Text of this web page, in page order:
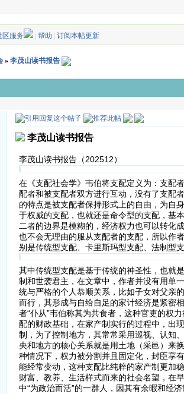
区服务 |帮助 |订阅本帖更新
»李茂山读书报告
李茂山读书报告
李茂山读书报告（202512）
在《支配社会学》韦伯将支配定义为：支配
配者和被支配者双方进行互动，没有了支配
的特点是被支配者保持形式上的自由，为自
于权威的支配，也就还是命令型的支配，基
二者的边界是模糊的，经济权力也可以转化
也不会无理由的服从支配者的支配，所以作
别是传统型支配、卡里斯玛型支配、法制型支
其中传统型支配是基于传统的神圣性，也就
制和世袭君主，在文章中，作者并没有用单
统与严格的个人恭顺关系，比如子女对父亲
而行，其形成与自给自足的家计经济是紧密
者“仆从”韦伯称其为共食者，这种官吏的权
配的财政基础，在家产制实行的过程中，出
制，为了控制地方，其常常采用巡视、认知
央和地方的核心关系就是用土地（采邑）来
种情况下，权力被分割并且固定化，封臣享
能经常变动，这种支配比纯粹的家产制更加
财富、教养、生活样式而来的社会名望，在
中“为政治而活”的一群人，因其有余暇和经济